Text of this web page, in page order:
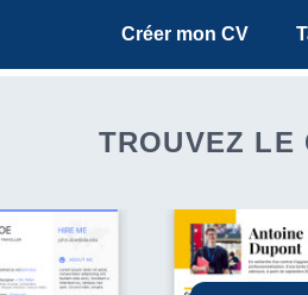
Créer mon CV
TROUVEZ LE